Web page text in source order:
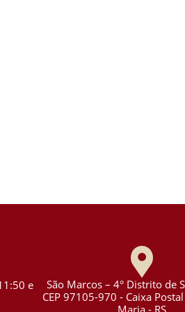
e
São Marcos – 4° Distrito de
CEP 97105-970 - Caixa
Maria - RS